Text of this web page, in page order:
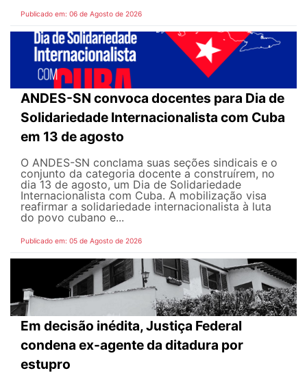
Publicado em: 06 de Agosto de 2026
ANDES-SN convoca docentes para Dia de
Solidariedade Internacionalista com Cuba
em 13 de agosto
O ANDES-SN conclama suas seções sindicais e o
conjunto da categoria docente a construírem, no
dia 13 de agosto, um Dia de Solidariedade
Internacionalista com Cuba. A mobilização visa
reafirmar a solidariedade internacionalista à luta
do povo cubano e...
Publicado em: 05 de Agosto de 2026
Em decisão inédita, Justiça Federal
condena ex-agente da ditadura por
estupro